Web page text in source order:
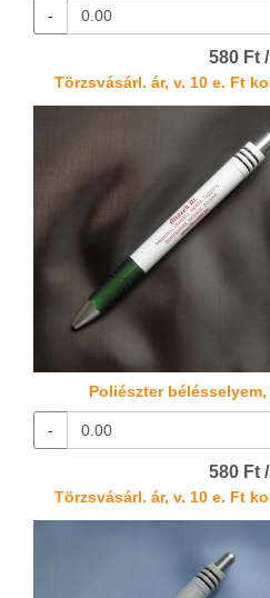
-
580 Ft
Törzsvásárl. ár, v. 10 e. Ft
Poliészter
-
580 Ft
Törzsvásárl. ár, v. 10 e. Ft